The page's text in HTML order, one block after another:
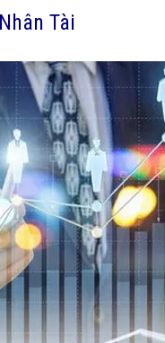
Tài